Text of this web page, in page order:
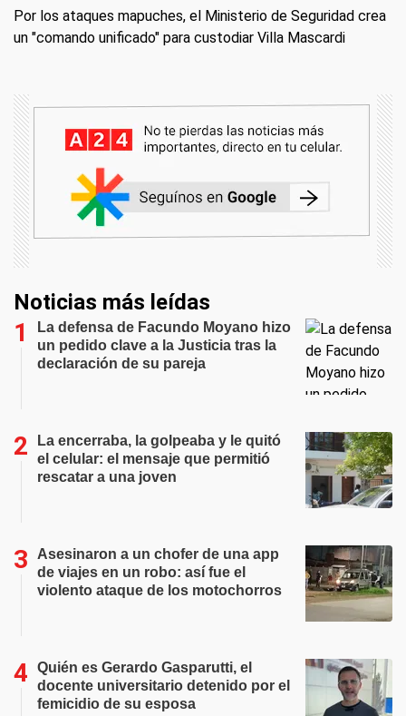
Por los ataques mapuches, el Ministerio de Seguridad crea
un "comando unificado" para custodiar Villa Mascardi
Noticias más leídas
La defensa de Facundo Moyano hizo
un pedido clave a la Justicia tras la
declaración de su pareja
La encerraba, la golpeaba y le quitó
el celular: el mensaje que permitió
rescatar a una joven
Asesinaron a un chofer de una app
de viajes en un robo: así fue el
violento ataque de los motochorros
Quién es Gerardo Gasparutti, el
docente universitario detenido por el
femicidio de su esposa